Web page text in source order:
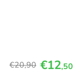
€20,90 €12,50